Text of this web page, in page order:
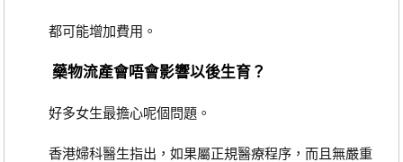
都可能增加費用。
藥物流產會唔會影響以後生育？
好多女生最擔心呢個問題。
香港婦科醫生指出，如果屬正規醫療程序，而且無嚴重